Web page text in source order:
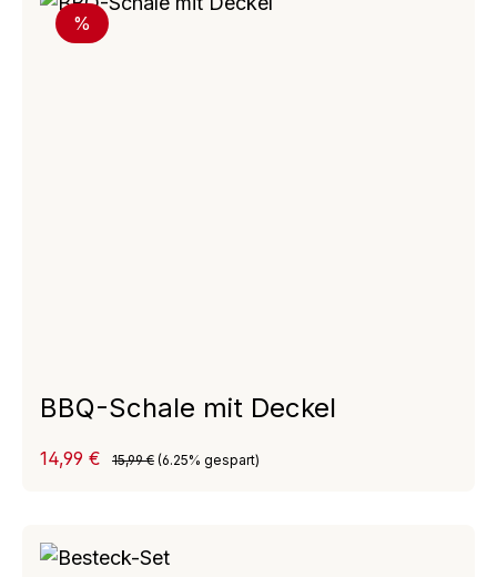
Rabatt
%
BBQ-Schale mit Deckel
Verkaufspreis:
14,99 € Regulärer Preis:
15,99 € (6.25% gespart)